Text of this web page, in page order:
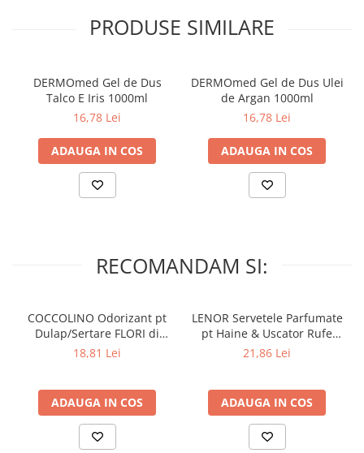
PRODUSE SIMILARE
DERMOmed Gel de Dus
Talco E Iris 1000ml
16,78 Lei
ADAUGA IN COS
DERMOmed Gel de Dus Ulei
de Argan 1000ml
16,78 Lei
ADAUGA IN COS
RECOMANDAM SI:
COCCOLINO Odorizant pt
Dulap/Sertare FLORI di
PRIMAVERA 3 buc
18,81 Lei
ADAUGA IN COS
LENOR Servetele Parfumate
pt Haine & Uscator Rufe
SPRING AWAKENING 34 buc
21,86 Lei
ADAUGA IN COS